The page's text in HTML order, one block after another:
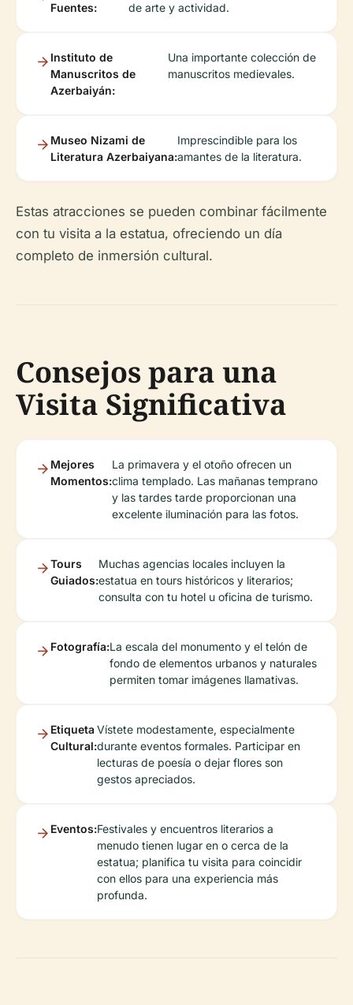
Fuentes:
de arte y actividad.
Instituto de
Manuscritos de
Azerbaiyán:
Una importante colección de
manuscritos medievales.
Museo Nizami de
Literatura Azerbaiyana:
Imprescindible para los
amantes de la literatura.
Estas atracciones se pueden combinar fácilmente
con tu visita a la estatua, ofreciendo un día
completo de inmersión cultural.
Consejos para una
Visita Significativa
Mejores
Momentos:
La primavera y el otoño ofrecen un
clima templado. Las mañanas temprano
y las tardes tarde proporcionan una
excelente iluminación para las fotos.
Tours
Guiados:
Muchas agencias locales incluyen la
estatua en tours históricos y literarios;
consulta con tu hotel u oficina de turismo.
Fotografía:La escala del monumento y el telón de
fondo de elementos urbanos y naturales
permiten tomar imágenes llamativas.
Etiqueta
Cultural:
Vístete modestamente, especialmente
durante eventos formales. Participar en
lecturas de poesía o dejar flores son
gestos apreciados.
Eventos:Festivales y encuentros literarios a
menudo tienen lugar en o cerca de la
estatua; planifica tu visita para coincidir
con ellos para una experiencia más
profunda.